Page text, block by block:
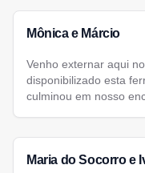
Mônica e Márcio
Venho externar aqui
disponibilizado esta
culminou em nosso
Maria do Socorro e